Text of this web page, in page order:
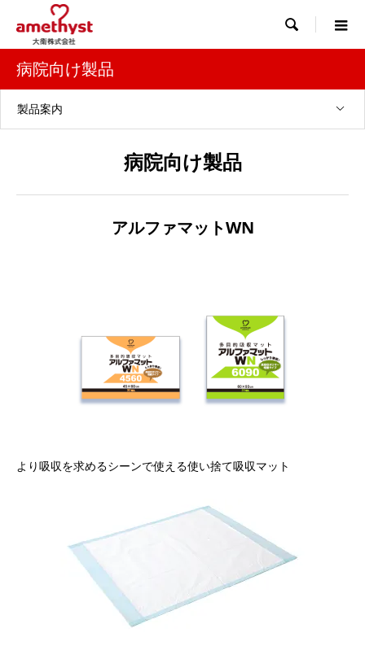

病院向け製品
製品案内
病院向け製品
アルファマットWN
より吸収を求めるシーンで使える使い捨て吸収マット